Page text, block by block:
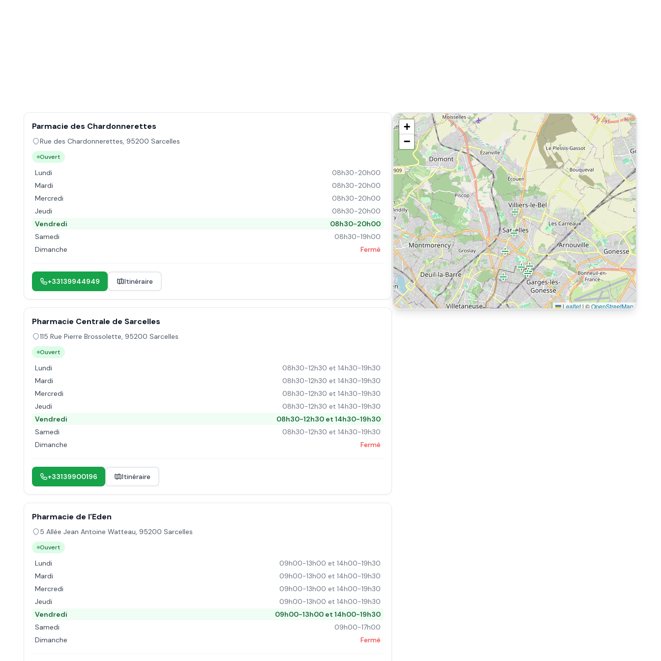
Parmacie des Chardonnerettes
Rue des Chardonnerettes, 95200 Sarcelles
Ouvert
Lundi
08h30-20h00
Mardi
08h30-20h00
Mercredi
08h30-20h00
Jeudi
08h30-20h00
Vendredi
08h30-20h00
Samedi
08h30-19h00
Dimanche
Fermé
+33139944949 Itinéraire
Pharmacie Centrale de Sarcelles
115 Rue Pierre Brossolette, 95200 Sarcelles
Ouvert
Lundi
08h30-12h30 et 14h30-19h30
Mardi
08h30-12h30 et 14h30-19h30
Mercredi
08h30-12h30 et 14h30-19h30
Jeudi
08h30-12h30 et 14h30-19h30
Vendredi
08h30-12h30 et 14h30-19h30
Samedi
08h30-12h30 et 14h30-19h30
Dimanche
Fermé
+33139900196 Itinéraire
Pharmacie de l'Eden
5 Allée Jean Antoine Watteau, 95200 Sarcelles
Ouvert
Lundi
09h00-13h00 et 14h00-19h30
Mardi
09h00-13h00 et 14h00-19h30
Mercredi
09h00-13h00 et 14h00-19h30
Jeudi
09h00-13h00 et 14h00-19h30
Vendredi
09h00-13h00 et 14h00-19h30
Samedi
09h00-17h00
Dimanche
Fermé
+
−
Leaflet | ©OpenStreetMap